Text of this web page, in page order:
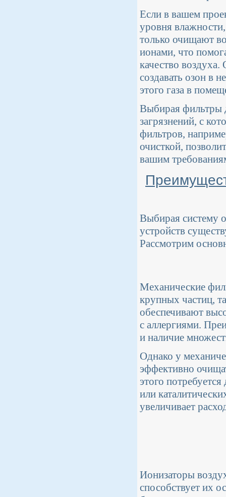
Если в вашем
уровня
только очищают
ионами, что
качество воздуха.
создавать озон в
этого газа в
Выбирая фильтры
загрязнений, с
фильтров,
очисткой,
вашим
Выбирая систему
устройств
Рассмотрим
Механические
крупных частиц,
обеспечивают
с аллергиями.
и наличие
Однако у
эффективно
этого
или
увеличивает
Ионизаторы
способствует их